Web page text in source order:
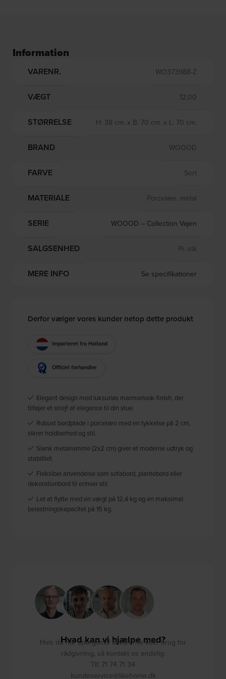
Information
VARENR. WO373988-Z
VÆGT 12,00
STØRRELSE H: 38 cm. x B: 70 cm. x L: 70 cm.
BRAND WOOOD
FARVE Sort
MATERIALE Porcelæn, metal
SERIE WOOOD – Collection Vajen
SALGSENHED Pr. stk
MERE INFO Se specifikationer
Derfor vælger vores kunder netop dette produkt
Importeret fra Holland
Officiel forhandler
Elegant design med luksuriøs marmorlook-finish, der
tilføjer et strejf af elegance til din stue.
Robust bordplade i porcelæn med en tykkelse på 2 cm,
sikrer holdbarhed og stil.
Slank metalramme (2x2 cm) giver et moderne udtryk og
stabilitet.
Fleksibel anvendelse som sofabord, plantebord eller
dekorationbord til enhver stil.
Let at flytte med en vægt på 12,4 kg og en maksimal
belastningskapacitet på 15 kg.
Hvad kan vi hjælpe med?
Hvis du har spørgsmål til varerne eller brug for
rådgivning, så kontakt os endelig.
Tlf. 71 74 71 34
kundeservice@likehome.dk